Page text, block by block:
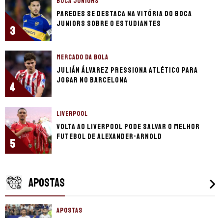
3
Paredes se destaca na vitória do Boca
Juniors sobre o Estudiantes
4
MERCADO DA BOLA
Julián Álvarez pressiona Atlético para
jogar no Barcelona
5
LIVERPOOL
Volta ao Liverpool pode salvar o melhor
futebol de Alexander-Arnold
APOSTAS
APOSTAS